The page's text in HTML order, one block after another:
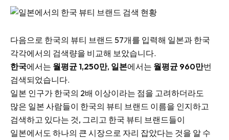
다음으로 한국의 뷰티 브랜드 57개를 입력해 일본과 한국
각각에서의 검색량을 비교해 보았습니다.
한국에서는 월평균 1,250만, 일본에서는 월평균 960만번
검색되었습니다.
일본 인구가 한국의 2배 이상이라는 점을 고려하더라도
많은 일본 사람들이 한국의 뷰티 브랜드 이름을 인지하고
검색하고 있다는 것, 그리고 한국 뷰티 브랜드들이
일본에서도 하나의 큰 시장으로 자리 잡았다는 것을 알 수